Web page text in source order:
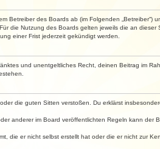
Betreiber des Boards ab (im Folgenden
die Nutzung des Boards gelten jeweils die an dieser
einer Frist jederzeit gekündigt werden.
und unentgeltliches Recht, deinen Beitrag im
die guten Sitten verstoßen. Du erklärst
anderer im Board veröffentlichten Regeln kann der
die er nicht selbst erstellt hat oder die er nicht zur